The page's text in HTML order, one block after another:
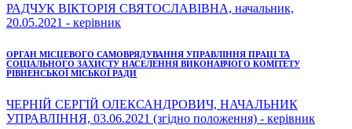
РАДЧУК ВІКТОРІЯ СВЯТОСЛАВІВНА, начальник,
20.05.2021 - керівник
ОРГАН МІСЦЕВОГО САМОВРЯДУВАННЯ УПРАВЛІННЯ ПРАЦІ ТА
СОЦІАЛЬНОГО ЗАХИСТУ НАСЕЛЕННЯ ВИКОНАВЧОГО КОМІТЕТУ
РІВНЕНСЬКОЇ МІСЬКОЇ РАДИ
ЧЕРНІЙ СЕРГІЙ ОЛЕКСАНДРОВИЧ, НАЧАЛЬНИК
УПРАВЛІННЯ, 03.06.2021 (згідно положення) - керівник